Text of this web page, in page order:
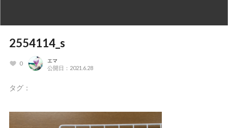
2554114_s
0 エマ
公開日：2021.6.28
タグ：